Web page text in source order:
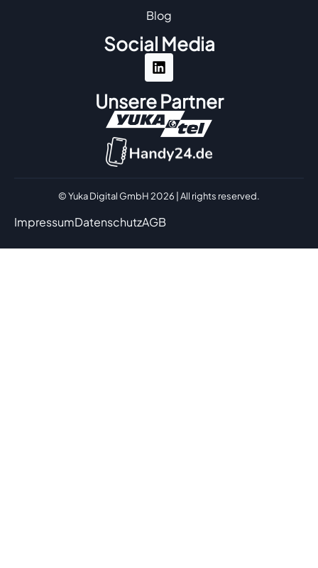
Blog
Social Media
Unsere Partner
© Yuka Digital GmbH 2026 | All rights reserved.
ImpressumDatenschutzAGB